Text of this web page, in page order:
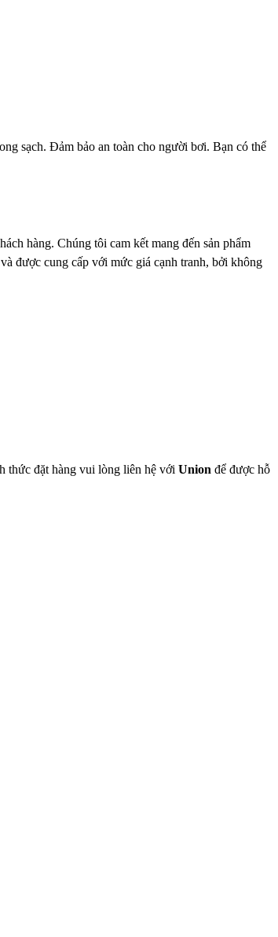
sạch. Đảm bảo an toàn cho người bơi. Bạn có thể
hàng. Chúng tôi cam kết mang đến sản phẩm
được cung cấp với mức giá cạnh tranh, bởi không
thức đặt hàng vui lòng liên hệ với Union để được hỗ